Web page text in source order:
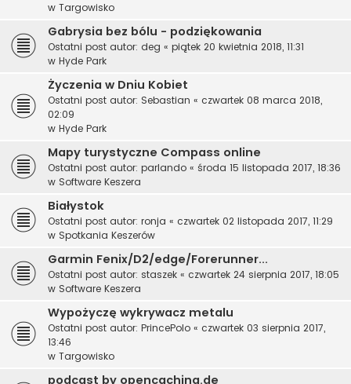
w Targowisko
Gabrysia bez bólu - podziękowania
Ostatni post autor: deg « piątek 20 kwietnia 2018, 11:31
w Hyde Park
Życzenia w Dniu Kobiet
Ostatni post autor: Sebastian « czwartek 08 marca 2018,
02:09
w Hyde Park
Mapy turystyczne Compass online
Ostatni post autor: parlando « środa 15 listopada 2017, 18:36
w Software Keszera
Białystok
Ostatni post autor: ronja « czwartek 02 listopada 2017, 11:29
w Spotkania Keszerów
Garmin Fenix/D2/edge/Forerunner...
Ostatni post autor: staszek « czwartek 24 sierpnia 2017, 18:05
w Software Keszera
Wypożyczę wykrywacz metalu
Ostatni post autor: PrincePolo « czwartek 03 sierpnia 2017,
13:46
w Targowisko
podcast by opencaching.de